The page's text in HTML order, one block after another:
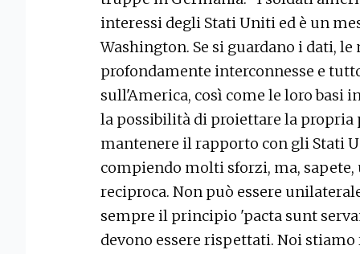
interessi degli Stati Uniti ed è un
Washington. Se si guardano i dati,
profondamente interconnesse e
sull'America, così come le loro basi
la possibilità di proiettare la propria
mantenere il rapporto con gli Stati
compiendo molti sforzi, ma,
reciproca. Non può essere
sempre il principio 'pacta sunt
devono essere rispettati. Noi